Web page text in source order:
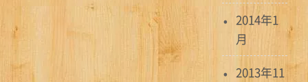
2014年1
月
2013年11